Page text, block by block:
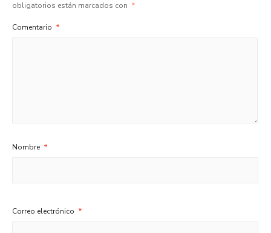
obligatorios están marcados con *
Comentario *
Nombre *
Correo electrónico *